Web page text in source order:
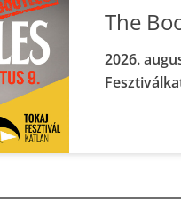
The
2026.